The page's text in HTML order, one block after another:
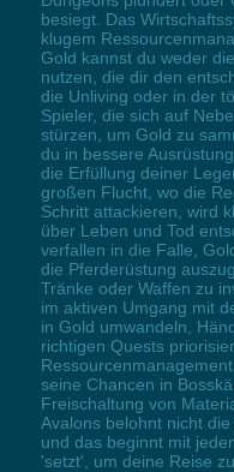
besiegt. Das
klugem
Gold kannst du weder
nutzen, die dir den
die Unliving oder in der
Spieler, die sich auf
stürzen, um Gold zu
du in bessere
die Erfüllung deiner
großen Flucht, wo die
Schritt attackieren, wird
über Leben und Tod
verfallen in die Falle,
die Pferderüstung
Tränke oder Waffen zu
im aktiven Umgang mit
in Gold umwandeln,
richtigen Quests
seine Chancen in
Freischaltung von
Avalons belohnt nicht
und das beginnt mit
'setzt', um deine Reise